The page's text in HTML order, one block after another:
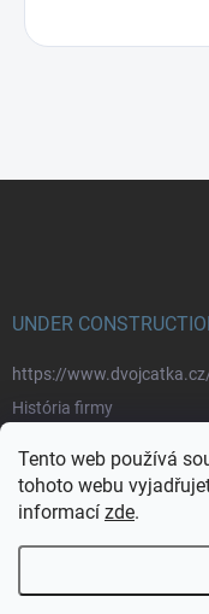
Tento web používá
tohoto webu
informací zde.
UNDER
https://
História firmy
Značky
https://